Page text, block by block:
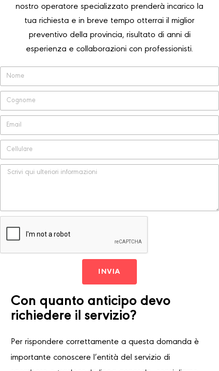
nostro operatore specializzato prenderà incarico la
tua richiesta e in breve tempo otterrai il miglior
preventivo della provincia, risultato di anni di
esperienza e collaborazioni con professionisti.
INVIA
Con quanto anticipo devo
richiedere il servizio?
Per rispondere correttamente a questa domanda è
importante conoscere l’entità del servizio di